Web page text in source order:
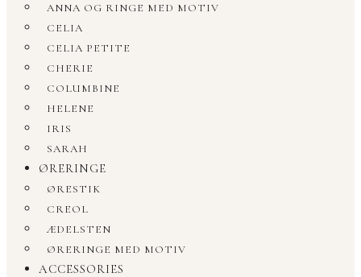
ANNA OG RINGE MED MOTIV
CELIA
CELIA PETITE
CHERIE
COLUMBINE
HELENE
IRIS
SARAH
ØRERINGE
ØRESTIK
CREOL
ÆDELSTEN
ØRERINGE MED MOTIV
ACCESSORIES